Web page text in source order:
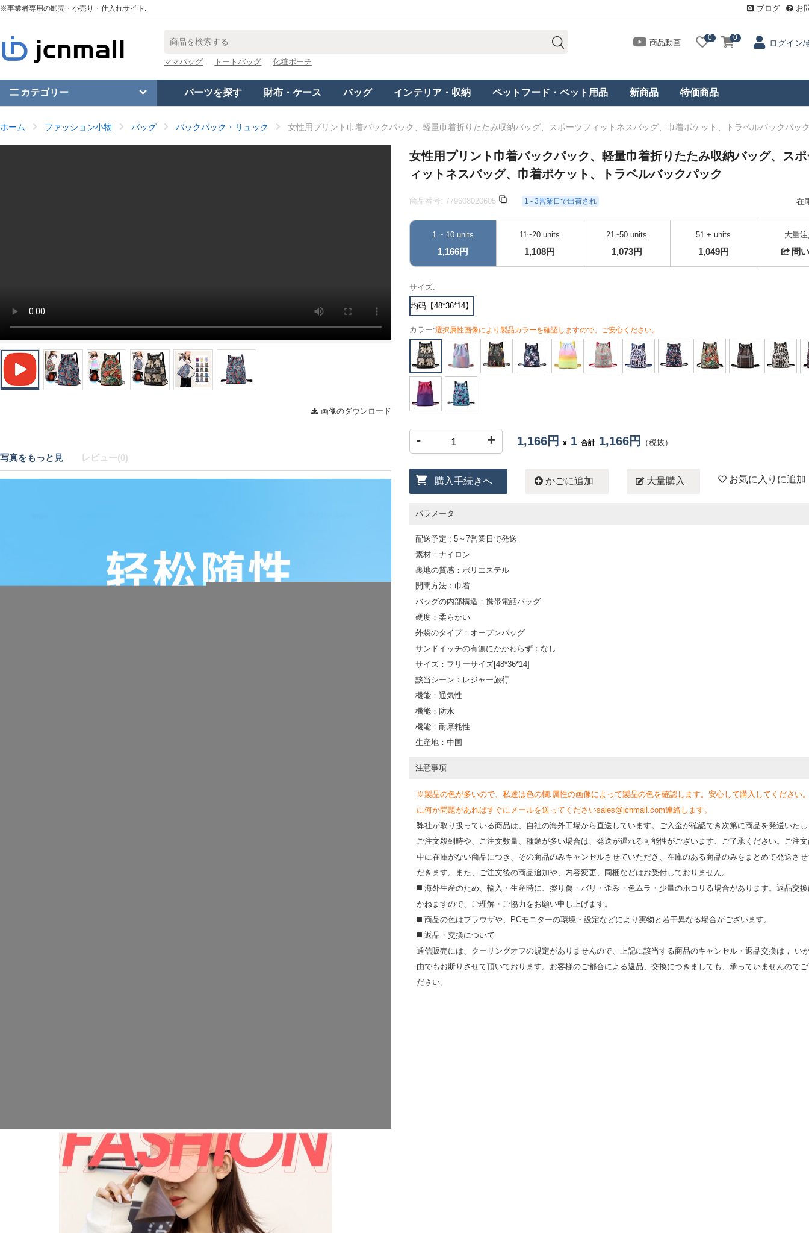
※事業者専用の卸売・小売り・仕入れサイト. ブログ お
ママバッグ トートバッグ 化粧ポーチ
商品動画
0 0
ログイン/
カテゴリー パーツを探す 財布・ケース バッグ インテリア・収納 ペットフード・ペット用品 新商品 特価商品
ホーム ファッション小物 バッグ バックパック・リュック 女性用プリント巾着バックパック、軽量巾着折りたたみ収納バッグ、スポーツフィットネスバッグ、巾着ポケット、トラベルバックパッ
画像のダウンロード
写真をもっと見 レビュー(0)
女性用プリント巾着バックパック、軽量巾着折りたたみ収納バッグ、ス
ィットネスバッグ、巾着ポケット、トラベルバックパック
商品番号: 779608020605 1 - 3営業日で出荷され 在
1 ~ 10 units
1,166円
11~20 units
1,108円
21~50 units
1,073円
51 + units
1,049円
大量
問
サイズ:
均码【48*36*14】
カラー:選択属性画像により製品カラーを確認しますので、ご安心ください。
- + 1,166円 x 1 合計1,166円 （税抜）
購入手続きへ かごに追加 大量購入 お気に入りに追加
パラメータ
配送予定 : 5～7営業日で発送
素材：ナイロン
裏地の質感：ポリエステル
開閉方法：巾着
バッグの内部構造：携帯電話バッグ
硬度：柔らかい
外袋のタイプ：オープンバッグ
サンドイッチの有無にかかわらず：なし
サイズ：フリーサイズ[48*36*14]
該当シーン：レジャー旅行
機能：通気性
機能：防水
機能：耐摩耗性
生産地：中国
注意事項
※製品の色が多いので、私達は色の欄:属性の画像によって製品の色を確認します。安心して購入してください
に何か問題があればすぐにメールを送ってくださいsales@jcnmall.com連絡します。
弊社が取り扱っている商品は、自社の海外工場から直送しています。ご入金が確認でき次第に商品を発送いた
ご注文殺到時や、ご注文数量、種類が多い場合は、発送が遅れる可能性がございます、ご了承ください。ご注
中に在庫がない商品につき、その商品のみキャンセルさせていただき、在庫のある商品のみをまとめて発送さ
だきます。また、ご注文後の商品追加や、内容変更、同梱などはお受付しておりません。
◼️ 海外⽣産のため、輸⼊・⽣産時に、擦り傷・バリ・歪み・色ムラ・少量のホコリる場合があります。返品交
かねますので、ご理解・ご協⼒をお願い申し上げます。
◼️ 商品の⾊はブラウザや、PCモニターの環境・設定などにより実物と若⼲異なる場合がございます。
◼️ 返品・交換について
通信販売には、クーリングオフの規定がありませんので、上記に該当する商品のキャンセル・返品交換は， い
由でもお断りさせて頂いております。お客様のご都合による返品、交換につきましても、承っていませんので
ださい。